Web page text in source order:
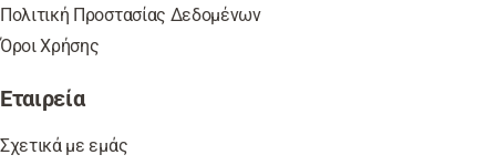
Πολιτική Προστασίας Δεδομένων
Όροι Χρήσης
Εταιρεία
Σχετικά με εμάς